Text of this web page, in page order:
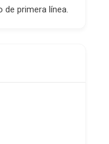
de primera línea.